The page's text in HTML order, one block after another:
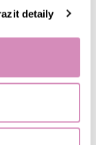
detaily